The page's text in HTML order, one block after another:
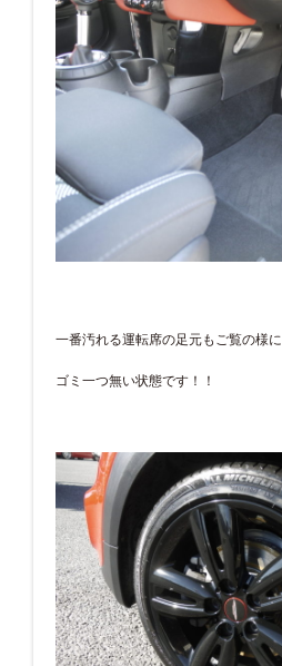
一番汚れる運転席の足元もご覧の様に
ゴミ一つ無い状態です！！